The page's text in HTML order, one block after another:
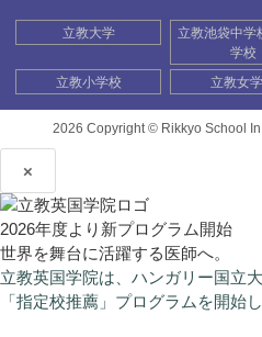
立教大学
立教池袋中学
学校
立教小学校
立教女
2026 Copyright © Rikkyo School
×
2026年度より新プログラム開始
世界を舞台に活躍する医師へ。
立教英国学院は、ハンガリー国立
「指定校推薦」プログラムを開始し